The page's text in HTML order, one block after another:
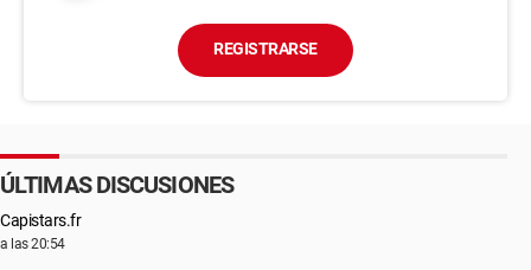
REGISTRARSE
ÚLTIMAS DISCUSIONES
Capistars.fr
a las 20:54